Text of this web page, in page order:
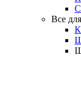
Все